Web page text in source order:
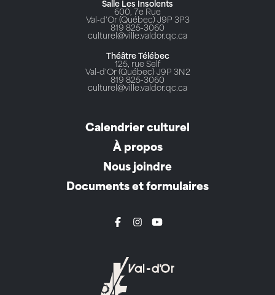
Salle Les Insolents
600, 7e Rue
Val-d'Or (Québec) J9P 3P3
819 825-3060
culturel@ville.valdor.qc.ca
Théâtre Télébec
125, rue Self
Val-d'Or (Québec) J9P 3N2
819 825-3060
culturel@ville.valdor.qc.ca
Calendrier culturel
À propos
Nous joindre
Documents et formulaires